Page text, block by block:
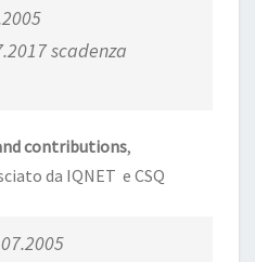
scadenza
contributions,
da IQNET e CSQ